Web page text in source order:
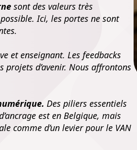
sont des valeurs très
Ici, les portes ne sont
et enseignant. Les feedbacks
d’avenir. Nous affrontons
Des piliers essentiels
est en Belgique, mais
comme d’un levier pour le VAN